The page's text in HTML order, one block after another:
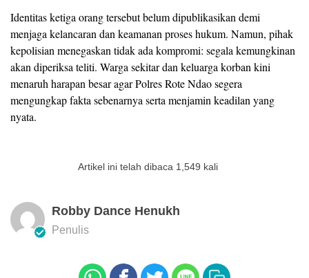
Identitas ketiga orang tersebut belum dipublikasikan demi
menjaga kelancaran dan keamanan proses hukum. Namun, pihak
kepolisian menegaskan tidak ada kompromi: segala kemungkinan
akan diperiksa teliti. Warga sekitar dan keluarga korban kini
menaruh harapan besar agar Polres Rote Ndao segera
mengungkap fakta sebenarnya serta menjamin keadilan yang
nyata.
Artikel ini telah dibaca 1,549 kali
Robby Dance Henukh
Penulis